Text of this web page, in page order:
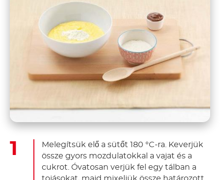
Melegítsük elő a sütőt 180 °C-ra. Keverjük
össze gyors mozdulatokkal a vajat és a
cukrot. Óvatosan verjük fel egy tálban a